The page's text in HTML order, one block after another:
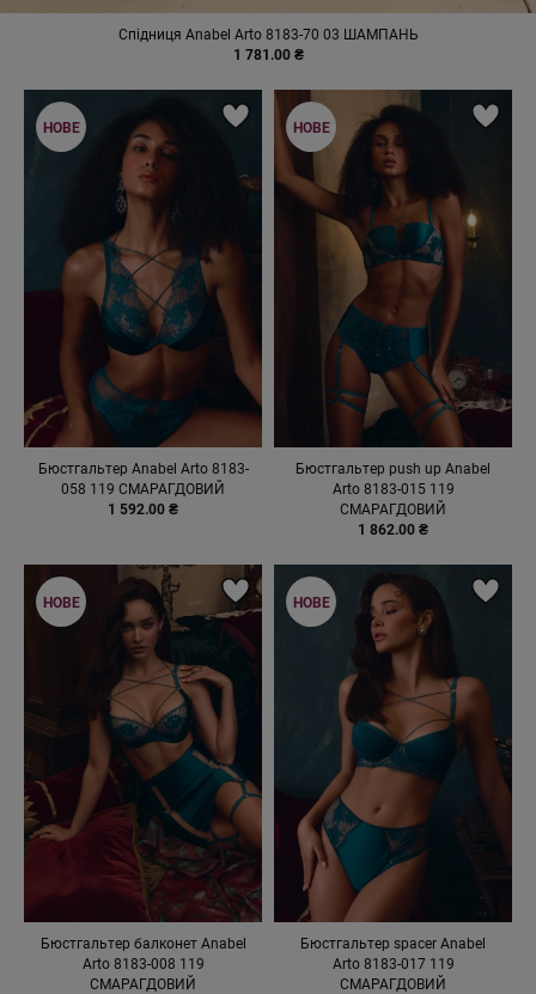
Спiдниця Anabel Arto 8183-70 03 ШАМПАНЬ
1 781.00 ₴
Бюстгальтер Anabel Arto 8183-
058 119 СМАРАГДОВИЙ
1 592.00 ₴
НОВЕ
Бюстгальтер push up Anabel
Arto 8183-015 119
СМАРАГДОВИЙ
1 862.00 ₴
НОВЕ
Бюстгальтер балконет Anabel
Arto 8183-008 119
СМАРАГДОВИЙ
НОВЕ
Бюстгальтер spacer Anabel
Arto 8183-017 119
СМАРАГДОВИЙ
НОВЕ